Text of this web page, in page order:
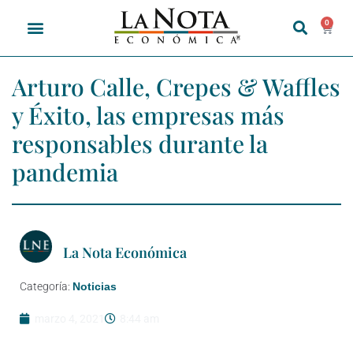
0
Arturo Calle, Crepes & Waffles
y Éxito, las empresas más
responsables durante la
pandemia
La Nota Económica
Categoría: Noticias